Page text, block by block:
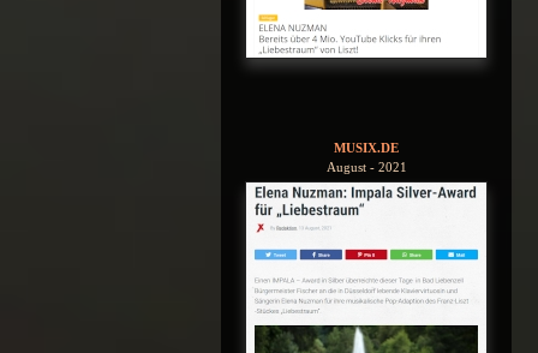
MUSIX.DE
August - 2021